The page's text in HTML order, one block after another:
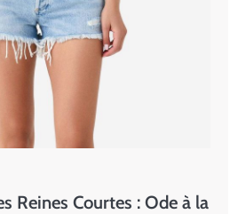
Reines Courtes : Ode à la